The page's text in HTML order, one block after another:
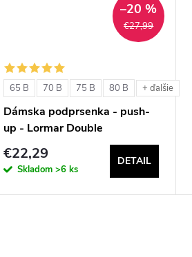
€27,99
–20 %
65 B 70 B 75 B 80 B + ďalšie
Dámska podprsenka - push-
up - Lormar Double
€22,29
Skladom >6 ks
DETAIL